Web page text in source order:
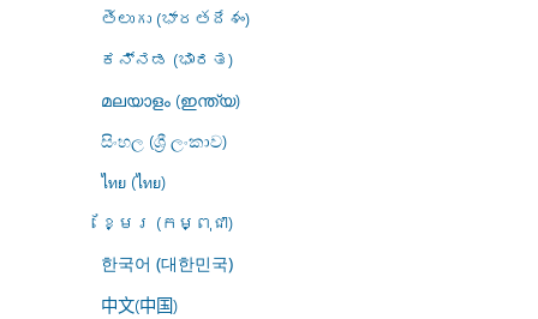
తెలుగు (భారతదేశం)
ಕನ್ನಡ (ಭಾರತ)
മലയാളം (ഇന്ത്യ)
සිංහල (ශ්‍රී ලංකාව)
ไทย (ไทย)
ខ្មែរ (កម្ពុជា)
한국어 (대한민국)
中文(中国)